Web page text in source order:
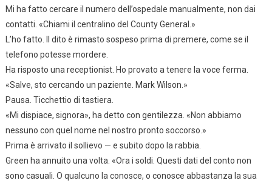
Mi ha fatto cercare il numero dell’ospedale manualmente, non dai
contatti. «Chiami il centralino del County General.»
L’ho fatto. Il dito è rimasto sospeso prima di premere, come se il
telefono potesse mordere.
Ha risposto una receptionist. Ho provato a tenere la voce ferma.
«Salve, sto cercando un paziente. Mark Wilson.»
Pausa. Ticchettio di tastiera.
«Mi dispiace, signora», ha detto con gentilezza. «Non abbiamo
nessuno con quel nome nel nostro pronto soccorso.»
Prima è arrivato il sollievo — e subito dopo la rabbia.
Green ha annuito una volta. «Ora i soldi. Questi dati del conto non
sono casuali. O qualcuno la conosce, o conosce abbastanza la sua